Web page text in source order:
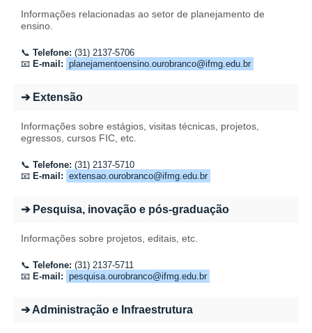
Informações relacionadas ao setor de planejamento de
ensino.
📞 Telefone: (31) 2137-5706
📧 E-mail: planejamentoensino.ourobranco@ifmg.edu.br
➔ Extensão
Informações sobre estágios, visitas técnicas, projetos,
egressos, cursos FIC, etc.
📞 Telefone: (31) 2137-5710
📧 E-mail: extensao.ourobranco@ifmg.edu.br
➔ Pesquisa, inovação e pós-graduação
Informações sobre projetos, editais, etc.
📞 Telefone: (31) 2137-5711
📧 E-mail: pesquisa.ourobranco@ifmg.edu.br
➔ Administração e Infraestrutura